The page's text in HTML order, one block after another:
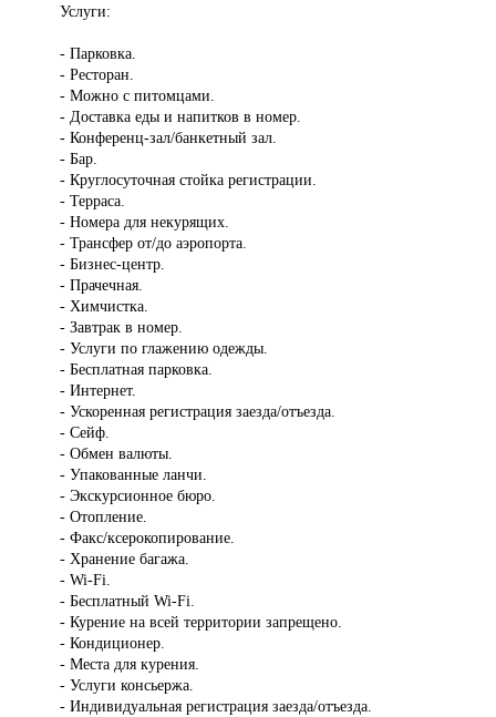
Услуги:
- Парковка.
- Ресторан.
- Можно с питомцами.
- Доставка еды и напитков в номер.
- Конференц-зал/банкетный зал.
- Бар.
- Круглосуточная стойка регистрации.
- Терраса.
- Номера для некурящих.
- Трансфер от/до аэропорта.
- Бизнес-центр.
- Прачечная.
- Химчистка.
- Завтрак в номер.
- Услуги по глажению одежды.
- Бесплатная парковка.
- Интернет.
- Ускоренная регистрация заезда/отъезда.
- Сейф.
- Обмен валюты.
- Упакованные ланчи.
- Экскурсионное бюро.
- Отопление.
- Факс/ксерокопирование.
- Хранение багажа.
- Wi-Fi.
- Бесплатный Wi-Fi.
- Курение на всей территории запрещено.
- Кондиционер.
- Места для курения.
- Услуги консьержа.
- Индивидуальная регистрация заезда/отъезда.